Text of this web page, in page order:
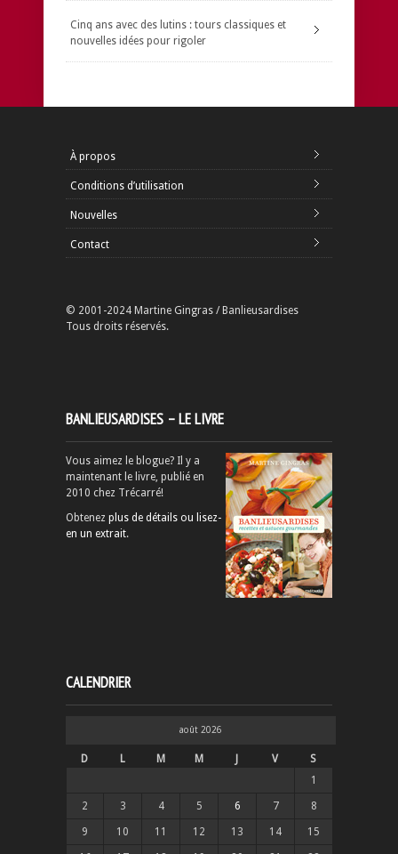
Cinq ans avec des lutins : tours classiques et
nouvelles idées pour rigoler
À propos
Conditions d’utilisation
Nouvelles
Contact
© 2001-2024 Martine Gingras / Banlieusardises
Tous droits réservés.
BANLIEUSARDISES – LE LIVRE
Vous aimez le blogue? Il y a
maintenant le livre, publié en
2010 chez Trécarré!
Obtenez plus de détails ou lisez-
en un extrait.
CALENDRIER
août 2026
D L M M J V
S
1
2 3 4 5 6 7 8
9 10 11 12 13 14 15